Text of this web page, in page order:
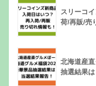
スリーコ
荷/再販/売
北海道産
抽選結果は